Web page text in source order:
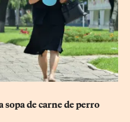
sopa de carne de perro